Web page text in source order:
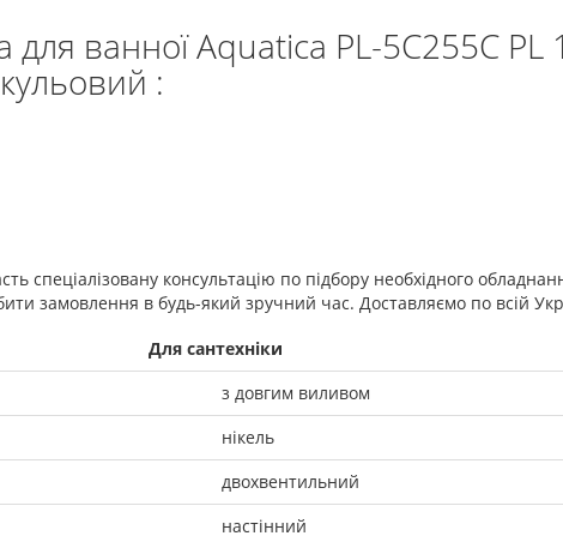
ванної Aquatica PL-5C255C PL
:
спеціалізовану консультацію по підбору необхідного
замовлення в будь-який зручний час. Доставляємо по всій
Для сантехніки
з довгим виливом
нікель
двохвентильний
настінний